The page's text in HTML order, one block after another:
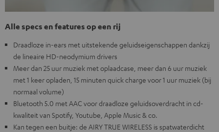
Alle specs en features op een rij
Draadloze in-ears met uitstekende geluidseigenschappen dankzij
de lineaire HD-neodymium drivers
Meer dan 25 uur muziek met oplaadcase, meer dan 6 uur muziek
met 1 keer opladen, 15 minuten quick charge voor 1 uur muziek (bij
normaal volume)
Bluetooth 5.0 met AAC voor draadloze geluidsoverdracht in cd-
kwaliteit van Spotify, Youtube, Apple Music & co.
Kan tegen een buitje: de AIRY TRUE WIRELESS is spatwaterdicht